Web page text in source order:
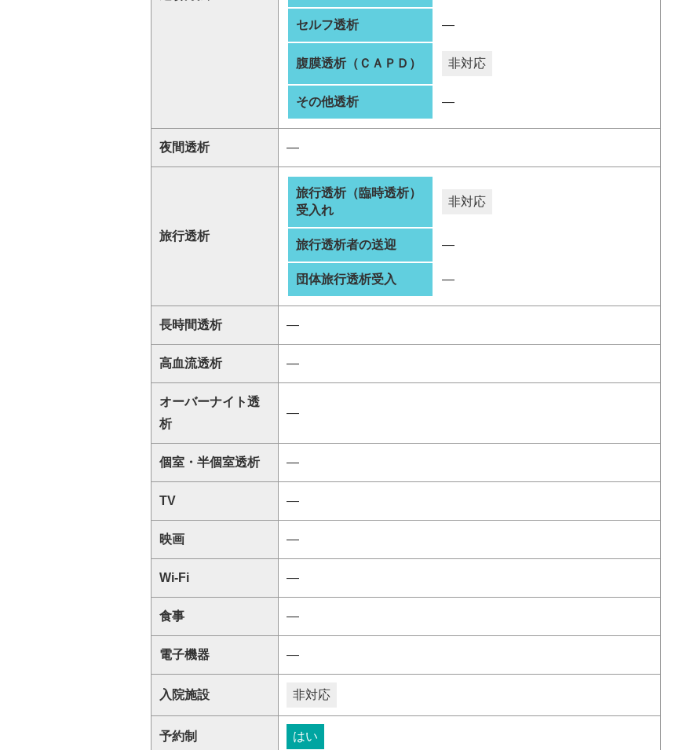
セルフ透析 ―
腹膜透析（ＣＡＰＤ） 非対応
その他透析 ―
夜間透析 ―
旅行透析
旅行透析（臨時透析）
受入れ
非対応
旅行透析者の送迎 ―
団体旅行透析受入 ―
長時間透析 ―
高血流透析 ―
オーバーナイト透
析
―
個室・半個室透析 ―
TV ―
映画 ―
Wi-Fi ―
食事 ―
電子機器 ―
入院施設 非対応
予約制 はい